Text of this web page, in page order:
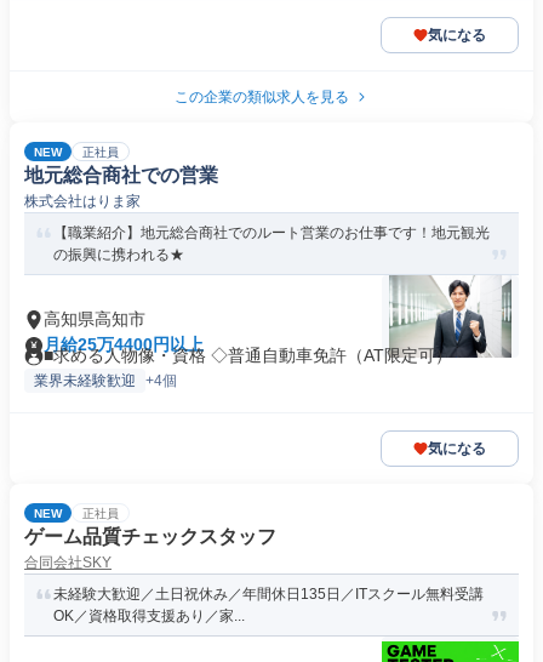
気になる
この企業の類似求人を見る
NEW 正社員
地元総合商社での営業
株式会社はりま家
【職業紹介】地元総合商社でのルート営業のお仕事です！地元観光
の振興に携われる★
高知県高知市
月給25万4400円以上
■求める人物像・資格 ◇普通自動車免許（AT限定可）
業界未経験歓迎 +4個
気になる
NEW 正社員
ゲーム品質チェックスタッフ
合同会社SKY
未経験大歓迎／土日祝休み／年間休日135日／ITスクール無料受講
OK／資格取得支援あり／家...